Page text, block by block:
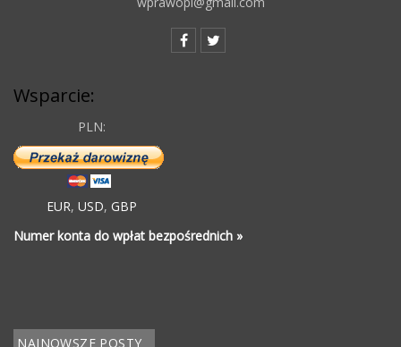
Wsparcie:
PLN:
EUR, USD, GBP
Numer konta do wpłat bezpośrednich »
NAJNOWSZE POSTY